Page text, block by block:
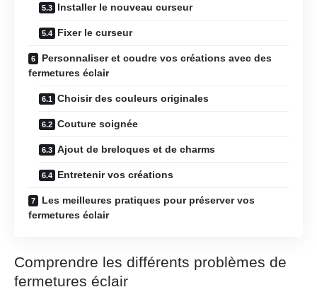
Installer le nouveau curseur
Fixer le curseur
Personnaliser et coudre vos créations avec des
fermetures éclair
Choisir des couleurs originales
Couture soignée
Ajout de breloques et de charms
Entretenir vos créations
Les meilleures pratiques pour préserver vos
fermetures éclair
Comprendre les différents problèmes de
fermetures éclair